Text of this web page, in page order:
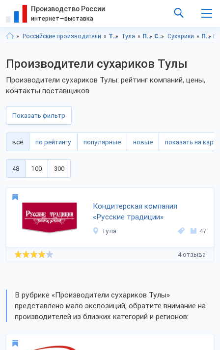
Производство России
интернет—выставка
Российские производители Тульская область Тула Продукты питания Снековая продукция Сухарики Продукты питания, Тульская область
Производители сухариков Тулы
Производители сухариков Тулы: рейтинг компаний, цены,
контакты поставщиков
Показать фильтр
всё по рейтингу популярные новые показать на карте
48 100 300
Кондитерская компания
«Русские традиции»
Тула 47
4 отзыва
В рубрике «Производители сухариков Тулы»
представлено мало экспозиций, обратите внимание на
производителей из близких категорий и регионов: